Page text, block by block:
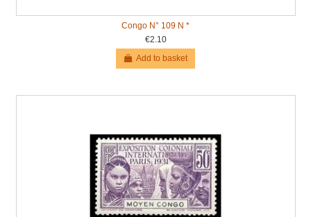
Congo N° 109 N *
€2.10
Add to basket